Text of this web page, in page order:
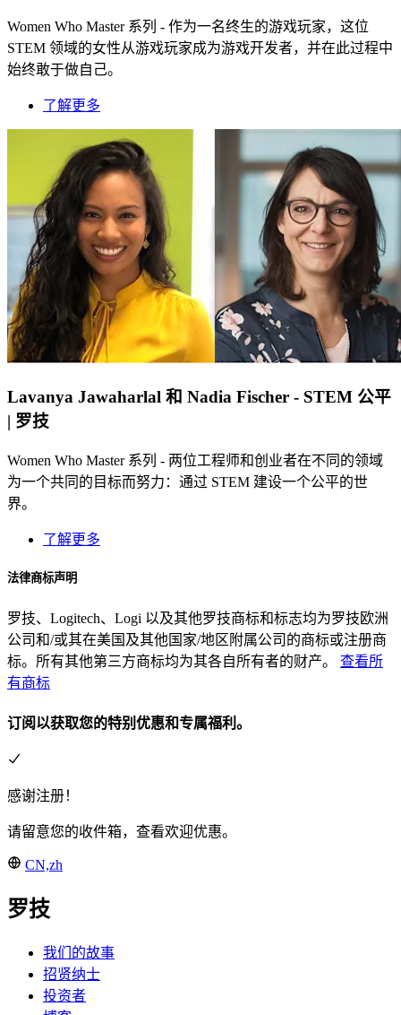
Women Who Master 系列 - 作为一名终生的游戏玩家，这位
STEM 领域的女性从游戏玩家成为游戏开发者，并在此过程中
始终敢于做自己。
了解更多
Lavanya Jawaharlal 和 Nadia Fischer - STEM 公平
| 罗技
Women Who Master 系列 - 两位工程师和创业者在不同的领域
为一个共同的目标而努力：通过 STEM 建设一个公平的世
界。
了解更多
法律商标声明
罗技、Logitech、Logi 以及其他罗技商标和标志均为罗技欧洲
公司和/或其在美国及其他国家/地区附属公司的商标或注册商
标。所有其他第三方商标均为其各自所有者的财产。 查看所
有商标
订阅以获取您的特别优惠和专属福利。
感谢注册！
请留意您的收件箱，查看欢迎优惠。
CN,zh
罗技
我们的故事
招贤纳士
投资者